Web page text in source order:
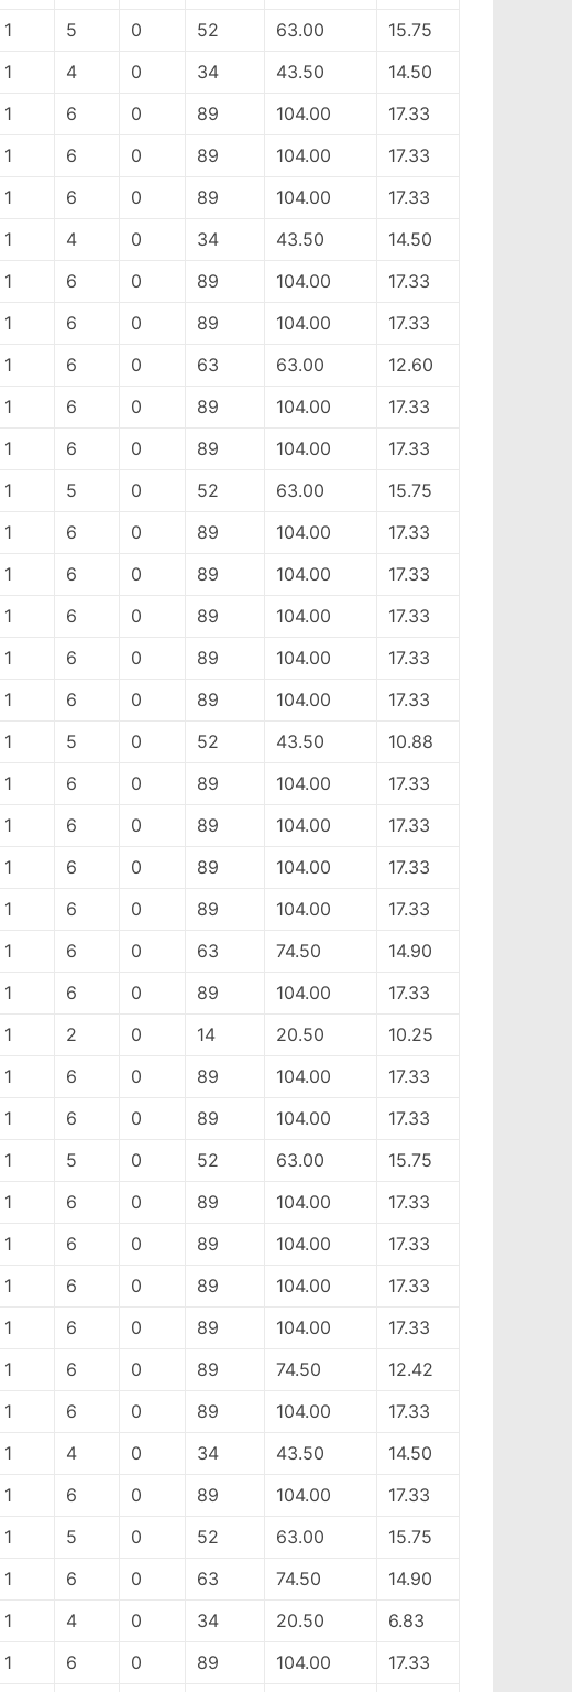
1 5 0 52 63.00
15.75
1 4 0 34 43.50
14.50
1 6 0 89 104.00
17.33
1 6 0 89 104.00
17.33
1 6 0 89 104.00
17.33
1 4 0 34 43.50
14.50
1 6 0 89 104.00
17.33
1 6 0 89 104.00
17.33
1 6 0 63 63.00
12.60
1 6 0 89 104.00
17.33
1 6 0 89 104.00
17.33
1 5 0 52 63.00
15.75
1 6 0 89 104.00
17.33
1 6 0 89 104.00
17.33
1 6 0 89 104.00
17.33
1 6 0 89 104.00
17.33
1 6 0 89 104.00
17.33
1 5 0 52 43.50
10.88
1 6 0 89 104.00
17.33
1 6 0 89 104.00
17.33
1 6 0 89 104.00
17.33
1 6 0 89 104.00
17.33
1 6 0 63 74.50
14.90
1 6 0 89 104.00
17.33
1 2 0 14 20.50
10.25
1 6 0 89 104.00
17.33
1 6 0 89 104.00
17.33
1 5 0 52 63.00
15.75
1 6 0 89 104.00
17.33
1 6 0 89 104.00
17.33
1 6 0 89 104.00
17.33
1 6 0 89 104.00
17.33
1 6 0 89 74.50
12.42
1 6 0 89 104.00
17.33
1 4 0 34 43.50
14.50
1 6 0 89 104.00
17.33
1 5 0 52 63.00
15.75
1 6 0 63 74.50
14.90
1 4 0 34 20.50
6.83
1 6 0 89 104.00
17.33